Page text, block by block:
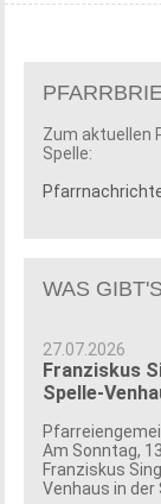
Zum aktuellen
Spelle:
WAS
27.07.2026
Franziskus
Spelle-
Am Sonntag,
Franziskus
Venhaus in der